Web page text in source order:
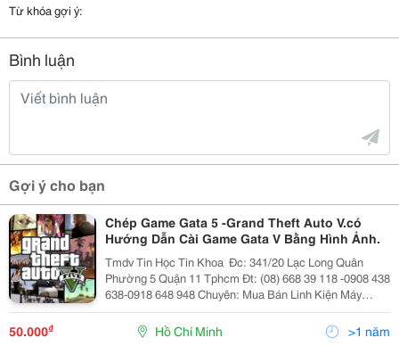
Từ khóa gợi ý:
Bình luận
Gợi ý cho bạn
Chép Game Gata 5 -Grand Theft Auto V.có
Hướng Dẫn Cài Game Gata V Bằng Hình Ảnh.
Tmdv Tin Học Tin Khoa ​ Đc: 341/20 Lạc Long Quân
Phường 5 Quận 11 Tphcm​ Đt: (08) 668 39 118 -0908 438
638-0918 648 948 Chuyên: Mua Bán Linh Kiện Máy
Tính,Máy In,Camera,Đĩa Game ,Phần Mềm ,..... List
Game Pc ​ ...
50.000₫ Hồ Chí Minh >1 năm